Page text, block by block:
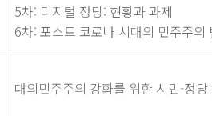
5차: 디지털 정당: 현황과 과제
6차: 포스트 코로나 시대의 민주주의
대의민주주의 강화를 위한 시민-정